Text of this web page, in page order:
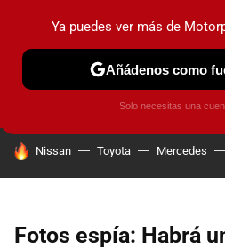
PRUEBAS INDUSTRIA HOY
HOY SE HABLA DE
Nissan Toyota Mercedes
Fotos espía: Habrá
Ya puedes ver más de
Añádenos como
Solo necesitas una